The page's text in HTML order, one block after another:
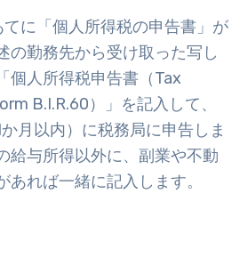
に「個人所得税の申告書」が
の勤務先から受け取った写し
個人所得税申告書（Tax
B.I.R.60）」を記入して、
月以内）に税務局に申告しま
給与所得以外に、副業や不動
れば一緒に記入します。